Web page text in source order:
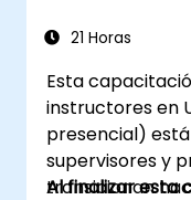
21 Horas
Esta
instructores en
presencial)
supervisores y
transicionan
Al finalizar esta